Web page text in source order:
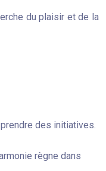
du plaisir et de la
des initiatives.
règne dans